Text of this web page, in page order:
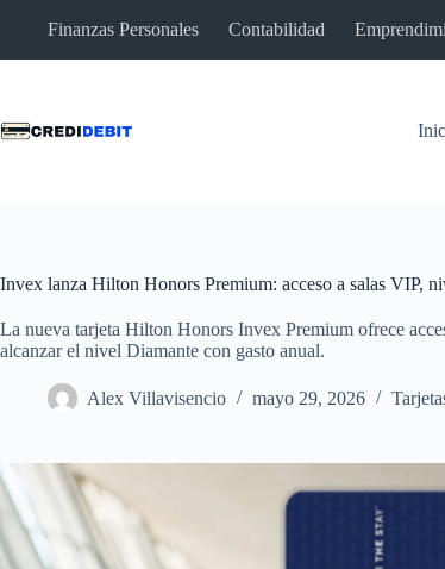
Finanzas Personales Contabilidad
Invex lanza Hilton Honors Premium: acceso a salas VIP,
La nueva tarjeta Hilton Honors Invex Premium ofrece
alcanzar el nivel Diamante con gasto anual.
Alex Villavisencio mayo 29, 2026